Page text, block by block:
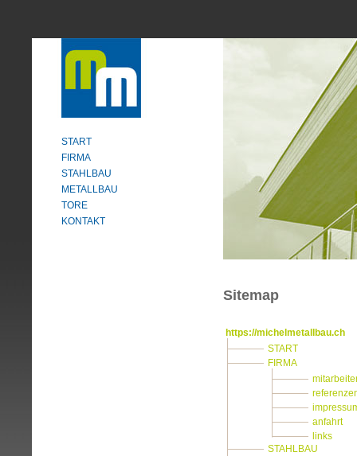
START
FIRMA
STAHLBAU
METALLBAU
TORE
KONTAKT
Sitemap
https://michelmetallbau.ch
START
FIRMA
anfahrt
links
STAHLBAU